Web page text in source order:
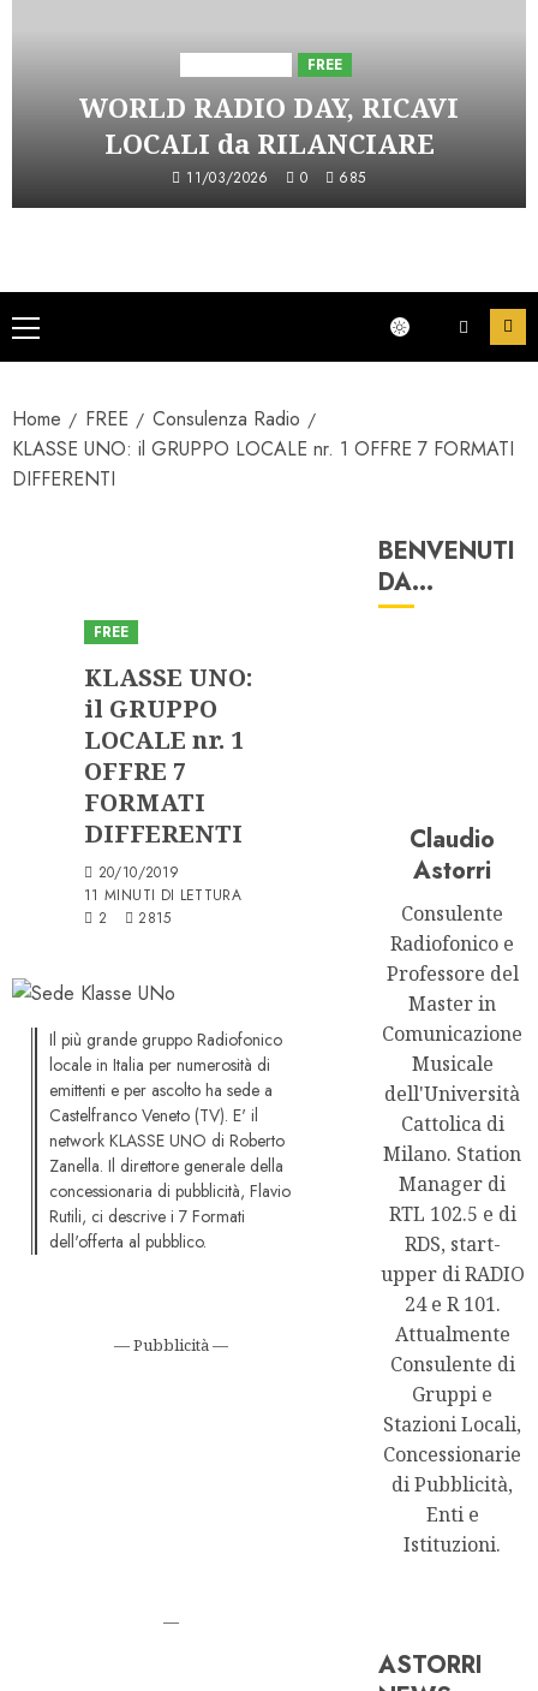
FREE
WORLD RADIO DAY, RICAVI
LOCALI da RILANCIARE
11/03/2026 0 685
Menu
principale
Home FREE
Consulenza Radio
KLASSE UNO: il GRUPPO LOCALE nr. 1 OFFRE 7 FORMATI
DIFFERENTI
FREE
KLASSE UNO:
il GRUPPO
LOCALE nr. 1
OFFRE 7
FORMATI
DIFFERENTI
20/10/2019
11 MINUTI DI LETTURA
2
2815
Il più grande gruppo Radiofonico
locale in Italia per numerosità di
emittenti e per ascolto ha sede a
Castelfranco Veneto (TV). E' il
network KLASSE UNO di Roberto
Zanella. Il direttore generale della
concessionaria di pubblicità, Flavio
Rutili, ci descrive i 7 Formati
dell'offerta al pubblico.
— Pubblicità —
—
BENVENUTI
DA…
Claudio
Astorri
Consulente
Radiofonico e
Professore del
Master in
Comunicazione
Musicale
dell'Università
Cattolica di
Milano. Station
Manager di
RTL 102.5 e di
RDS, start-
upper di RADIO
24 e R 101.
Attualmente
Consulente di
Gruppi e
Stazioni Locali,
Concessionarie
di Pubblicità,
Enti e
Istituzioni.
ASTORRI